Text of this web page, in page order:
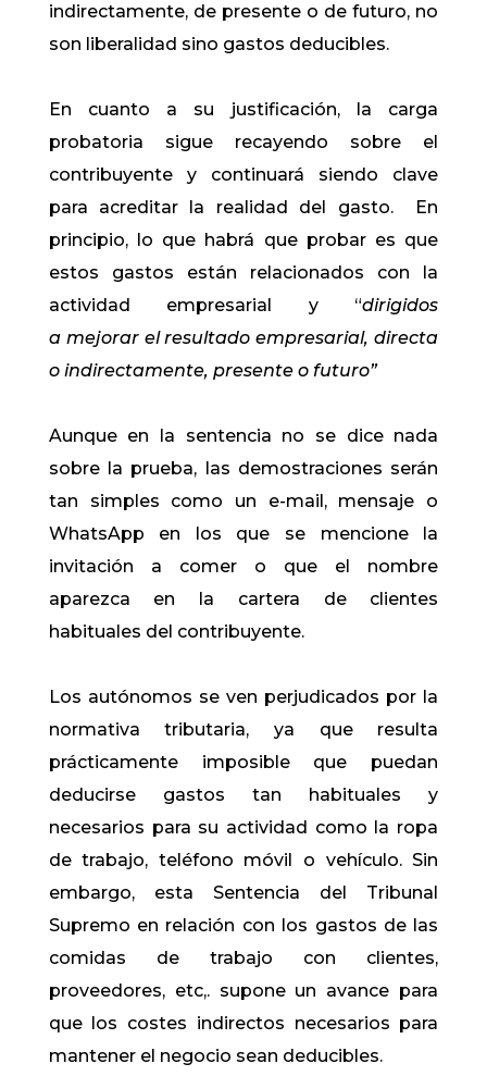
indirectamente, de presente o de futuro, no
son liberalidad sino gastos deducibles.
En cuanto a su justificación, la carga
probatoria sigue recayendo sobre el
contribuyente y continuará siendo clave
para acreditar la realidad del gasto. En
principio, lo que habrá que probar es que
estos gastos están relacionados con la
actividad empresarial y “dirigidos
a mejorar el resultado empresarial, directa
o indirectamente, presente o futuro”
Aunque en la sentencia no se dice nada
sobre la prueba, las demostraciones serán
tan simples como un e-mail, mensaje o
WhatsApp en los que se mencione la
invitación a comer o que el nombre
aparezca en la cartera de clientes
habituales del contribuyente.
Los autónomos se ven perjudicados por la
normativa tributaria, ya que resulta
prácticamente imposible que puedan
deducirse gastos tan habituales y
necesarios para su actividad como la ropa
de trabajo, teléfono móvil o vehículo. Sin
embargo, esta Sentencia del Tribunal
Supremo en relación con los gastos de las
comidas de trabajo con clientes,
proveedores, etc,. supone un avance para
que los costes indirectos necesarios para
mantener el negocio sean deducibles.